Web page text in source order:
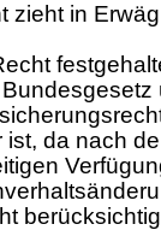
zieht in
da nach